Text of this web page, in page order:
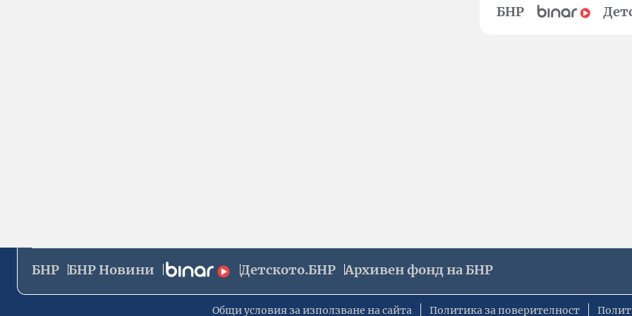
БНР
БНР БНР Новини Детското.БНР Архивен фонд на БНР
Общи условия за използване на сайта Политика за поверителност